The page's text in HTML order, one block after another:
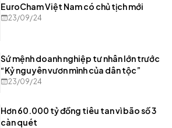
EuroCham Việt Nam có chủ tịch mới
23/09/24
Sứ mệnh doanh nghiệp tư nhân lớn trước
“Kỷ nguyên vươn mình của dân tộc”
23/09/24
Hơn 60.000 tỷ đồng tiêu tan vì bão số 3
càn quét